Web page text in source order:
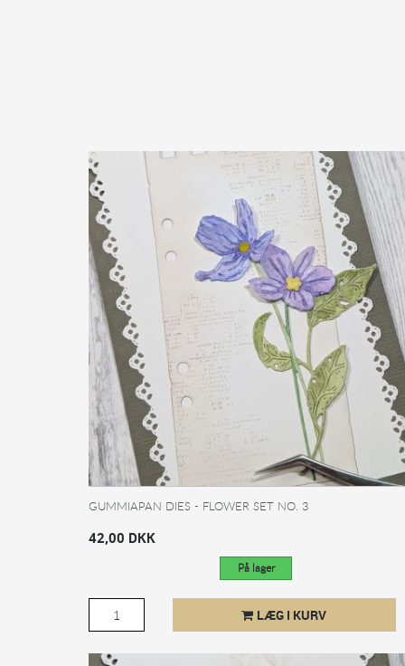
GUMMIAPAN DIES - FLOWER SET NO. 3
42,00 DKK
På lager
LÆG I KURV